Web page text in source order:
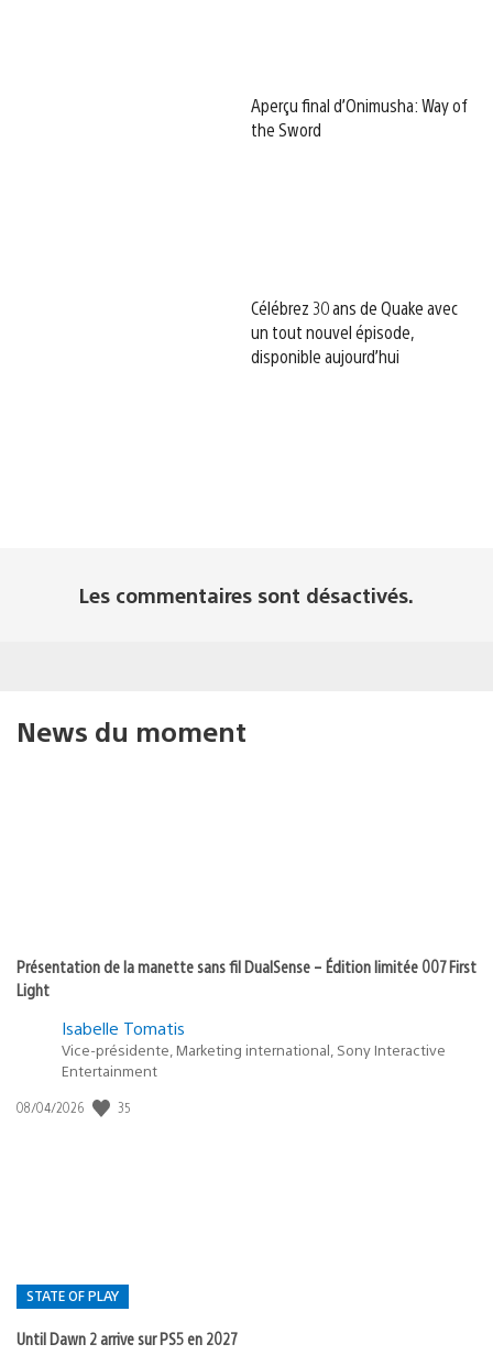
Aperçu final d’Onimusha: Way of
the Sword
Célébrez 30 ans de Quake avec
un tout nouvel épisode,
disponible aujourd’hui
Les commentaires sont désactivés.
News du moment
Présentation de la manette sans fil DualSense – Édition limitée 007 First
Light
Isabelle Tomatis
Vice-présidente, Marketing international, Sony Interactive
Entertainment
Date
08/04/2026 35
STATE OF PLAY
Until Dawn 2 arrive sur PS5 en 2027